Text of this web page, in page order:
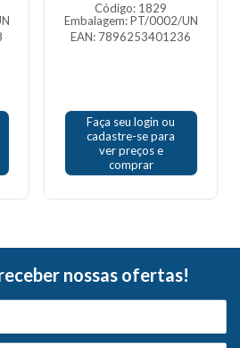
Código: 1829
Embalagem: PT/0002/UN
EAN: 7896253401236
Faça seu login ou
cadastre-se para
ver preços e
comprar
nossas ofertas!